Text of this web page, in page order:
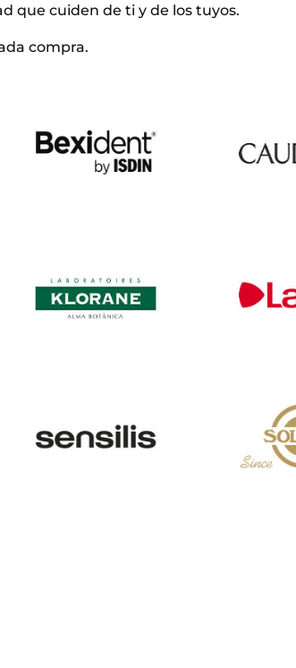
que cuiden de ti y de los tuyos.
compra.